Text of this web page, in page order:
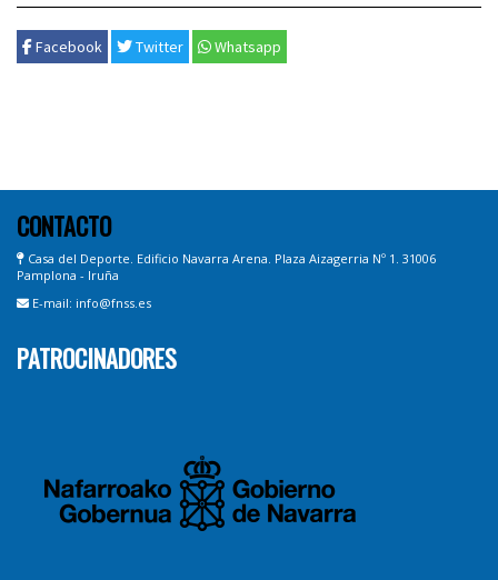
Facebook Twitter Whatsapp
CONTACTO
Casa del Deporte. Edificio Navarra Arena. Plaza Aizagerria Nº 1. 31006
Pamplona - Iruña
E-mail: info@fnss.es
PATROCINADORES